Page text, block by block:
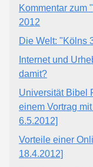
Kommentar zum
2012
Die Welt: "Kölns
Internet und
damit?
Universität Bibel
einem Vortrag
6.5.2012]
Vorteile einer
18.4.2012]